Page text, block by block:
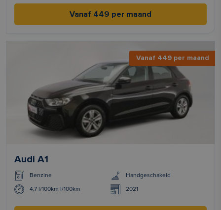
Vanaf 449 per maand
Vanaf 449 per maand
Audi A1
Benzine Handgeschakeld
4,7 l/100km l/100km 2021